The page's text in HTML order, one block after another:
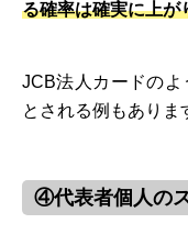
る確率は確実に上が
JCB法人カードの
とされる例もありま
④代表者個人の